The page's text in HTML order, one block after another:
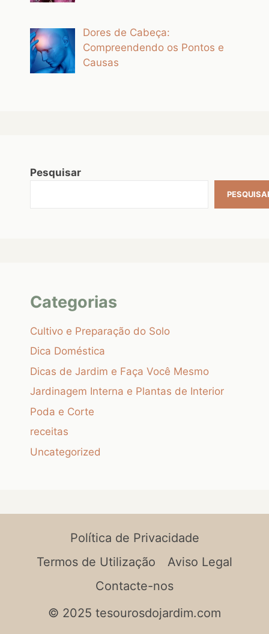
Dores de Cabeça:
Compreendendo os Pontos e
Causas
Pesquisar
Categorias
Cultivo e Preparação do Solo
Dica Doméstica
Dicas de Jardim e Faça Você Mesmo
Jardinagem Interna e Plantas de Interior
Poda e Corte
receitas
Uncategorized
Política de Privacidade
Termos de Utilização
Aviso Legal
Contacte-nos
© 2025 tesourosdojardim.com